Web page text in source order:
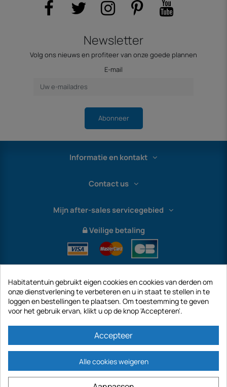
Newsletter
Volg ons nieuws en profiteer van onze goede plannen
E-mail
Abonneer
Informatie en kontakt
Contact us
Mijn after-sales servicegebied
Veilige betaling
International
https://www.habitatentuin.nl is een site van het bedrijf GECODIS SA met een
Habitatentuin gebruikt eigen cookies en cookies van derden om
onze dienstverlening te verbeteren en u in staat te stellen in te
loggen en bestellingen te plaatsen. Om toestemming te geven
voor het gebruik ervan, klikt u op de knop 'Accepteren'.
Accepteer
Alle cookies weigeren